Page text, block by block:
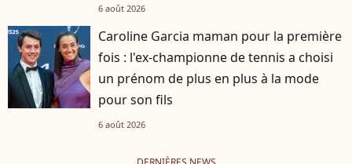
6 août 2026
Caroline Garcia maman pour la première
fois : l'ex-championne de tennis a choisi
un prénom de plus en plus à la mode
pour son fils
6 août 2026